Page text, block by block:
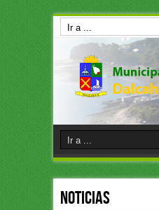
Noticias